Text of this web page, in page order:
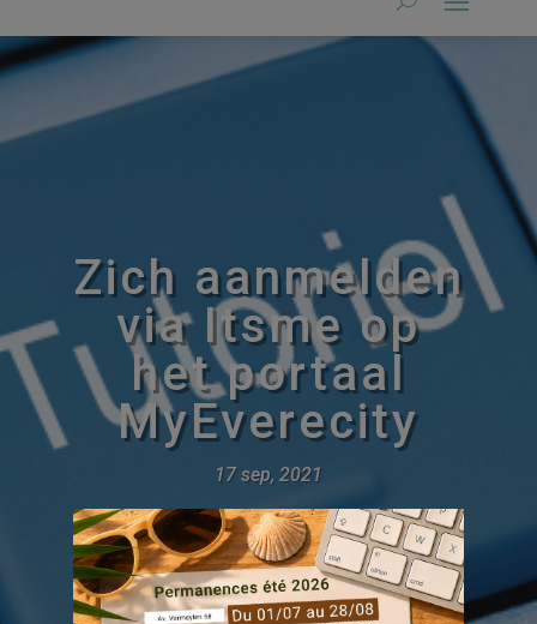
Zich aanmelden
via Itsme op
het portaal
MyEverecity
17 sep, 2021